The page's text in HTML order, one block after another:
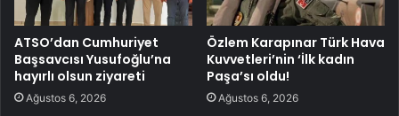
ATSO’dan Cumhuriyet
Başsavcısı Yusufoğlu’na
hayırlı olsun ziyareti
Ağustos 6, 2026
Özlem Karapınar Türk Hava
Kuvvetleri’nin ‘İlk kadın
Paşa’sı oldu!
Ağustos 6, 2026